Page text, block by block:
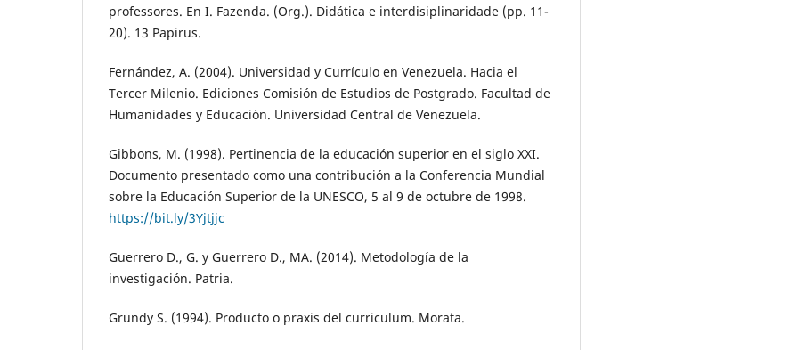
professores. En I. Fazenda. (Org.). Didática e interdisiplinaridade (pp. 11-
20). 13 Papirus.
Fernández, A. (2004). Universidad y Currículo en Venezuela. Hacia el
Tercer Milenio. Ediciones Comisión de Estudios de Postgrado. Facultad de
Humanidades y Educación. Universidad Central de Venezuela.
Gibbons, M. (1998). Pertinencia de la educación superior en el siglo XXI.
Documento presentado como una contribución a la Conferencia Mundial
sobre la Educación Superior de la UNESCO, 5 al 9 de octubre de 1998.
https://bit.ly/3Yjtjjc
Guerrero D., G. y Guerrero D., MA. (2014). Metodología de la
investigación. Patria.
Grundy S. (1994). Producto o praxis del curriculum. Morata.